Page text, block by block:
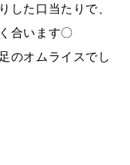
した口当たりで、
合います〇
のオムライスでし